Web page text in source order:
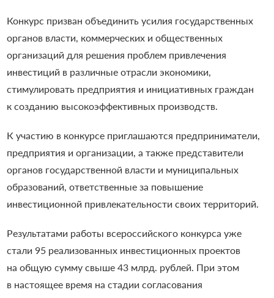
Конкурс призван объединить усилия государственных
органов власти, коммерческих и общественных
организаций для решения проблем привлечения
инвестиций в различные отрасли экономики,
стимулировать предприятия и инициативных граждан
к созданию высокоэффективных производств.
К участию в конкурсе приглашаются предприниматели,
предприятия и организации, а также представители
органов государственной власти и муниципальных
образований, ответственные за повышение
инвестиционной привлекательности своих территорий.
Результатами работы всероссийского конкурса уже
стали 95 реализованных инвестиционных проектов
на общую сумму свыше 43 млрд. рублей. При этом
в настоящее время на стадии согласования